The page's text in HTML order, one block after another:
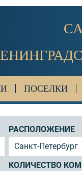
ПОСЕЛКИ
РАСПОЛОЖЕНИЕ
Санкт-Петербург
КОЛИЧЕСТВО